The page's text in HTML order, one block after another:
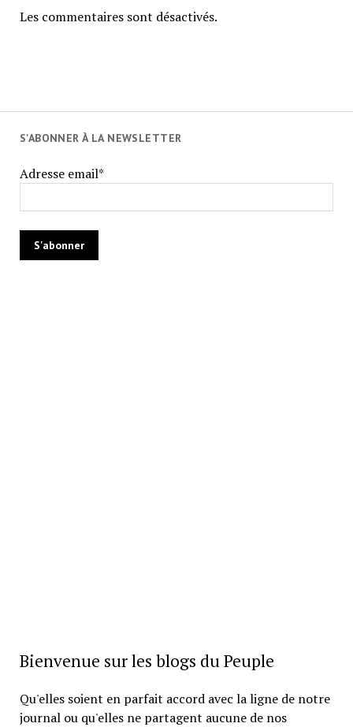
Les commentaires sont désactivés.
S'ABONNER À LA NEWSLETTER
Adresse email*
Bienvenue sur les blogs du Peuple
Qu'elles soient en parfait accord avec la ligne de notre
journal ou qu'elles ne partagent aucune de nos